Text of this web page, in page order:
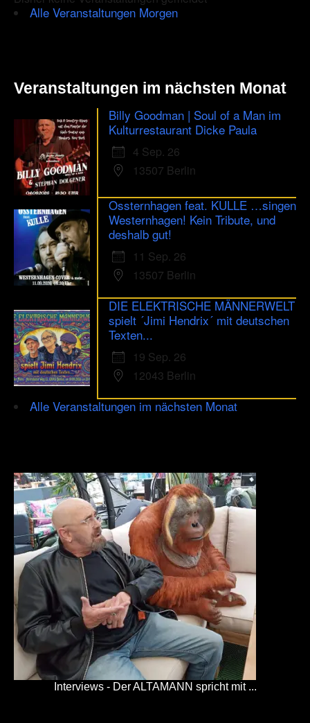
Alle Veranstaltungen Morgen
Veranstaltungen im nächsten Monat
Billy Goodman | Soul of a Man im
Kulturrestaurant Dicke Paula
4 Sep. 26
13507 Berlin
Ossternhagen feat. KULLE …singen
Westernhagen! Kein Tribute, und
deshalb gut!
11 Sep. 26
13507 Berlin
DIE ELEKTRISCHE MÄNNERWELT
spielt ´Jimi Hendrix´ mit deutschen
Texten...
19 Sep. 26
12043 Berlin
Alle Veranstaltungen im nächsten Monat
Interviews - Der ALTAMANN spricht mit ...